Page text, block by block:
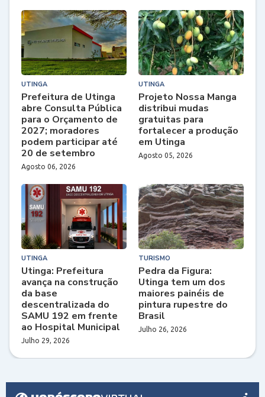
UTINGA
Prefeitura de Utinga
abre Consulta Pública
para o Orçamento de
2027; moradores
podem participar até
20 de setembro
Agosto 06, 2026
UTINGA
Projeto Nossa Manga
distribui mudas
gratuitas para
fortalecer a produção
em Utinga
Agosto 05, 2026
UTINGA
Utinga: Prefeitura
avança na construção
da base
descentralizada do
SAMU 192 em frente
ao Hospital Municipal
Julho 29, 2026
TURISMO
Pedra da Figura:
Utinga tem um dos
maiores painéis de
pintura rupestre do
Brasil
Julho 26, 2026